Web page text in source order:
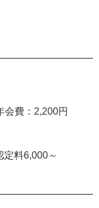
会費：2,200円
料6,000～